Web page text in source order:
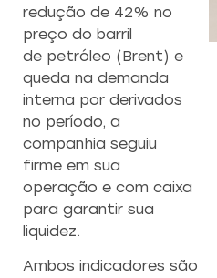
redução de 42% no
preço do barril
de petróleo (Brent) e
queda na demanda
interna por derivados
no período, a
companhia seguiu
firme em sua
operação e com caixa
para garantir sua
liquidez.
Ambos indicadores são
AVALIAÇÃO
DE
EMPRESAS
oculto da sua
empresa com a nossa
expertise em